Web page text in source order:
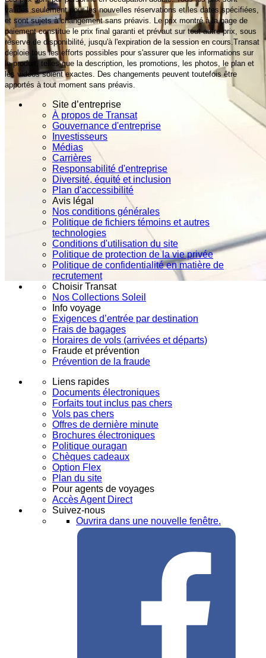
valides seulement pour les nouvelles réservations et les dates spécifiées,
et sont sujets à changement sans préavis. Le prix montré à la page de
paiement constitue le prix final garanti et prévaut sur tout autre prix, sous
réserve de disponibilité, jusqu'à l'expiration de la session en cours.Transat
déploie tous les efforts possibles pour s'assurer que les informations sur
le produit, telles que la description, les promotions, les photos, le plan et
les vidéos soient exactes. Des changements peuvent toutefois être
apportés à tout moment sans préavis.
Site d’entreprise
À propos de Transat
Gouvernance d'entreprise
Investisseurs
Médias
Carrières
Responsabilité d'entreprise
Diversité, équité et inclusion
Plan d'accessibilité
Avis légal
Nos conditions générales
Politique de fichiers témoins et autres
technologies
Conditions d'utilisation du site
Politique de protection de la vie privée
Politique de confidentialité en matière de
recrutement
Choisir Transat
Nos Collections Soleil
Info voyage
Exigences d’entrée par destination
Frais de bagages
Horaires de vols (arrivées et départs)
Fraude et prévention
Prévention de la fraude
Liens rapides
Documents électroniques
Forfaits tout inclus pas chers
Vols pas chers
Offres de dernière minute
Brochures électroniques
Politique ouragan
Chèques cadeaux
Option Flex
Plan du site
Pour agents de voyages
Accès Agent Direct
Suivez-nous
Ouvrira dans une nouvelle fenêtre.